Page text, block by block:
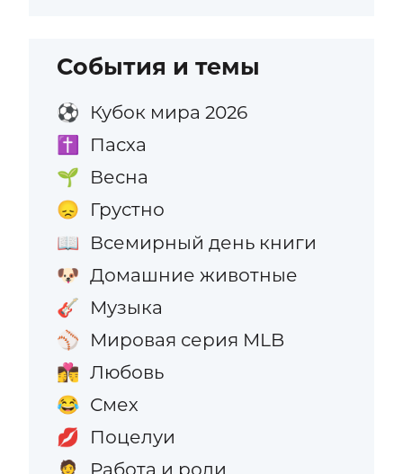
События и темы
⚽ Кубок мира 2026
✝️ Пасха
🌱 Весна
😞 Грустно
📖 Всемирный день книги
🐶 Домашние животные
🎸 Музыка
⚾ Мировая серия MLB
👩‍❤️‍💋‍👨 Любовь
😂 Смех
💋 Поцелуи
Работа и роли